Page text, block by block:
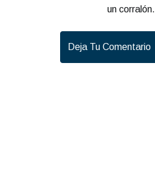
un corralón.
Deja Tu Comentario